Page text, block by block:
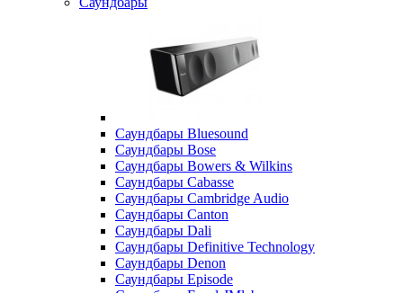
Саундбары Bluesound
Саундбары Bose
Саундбары Bowers & Wilkins
Саундбары Cabasse
Саундбары Cambridge Audio
Саундбары Canton
Саундбары Dali
Саундбары Definitive Technology
Саундбары Denon
Саундбары Episode